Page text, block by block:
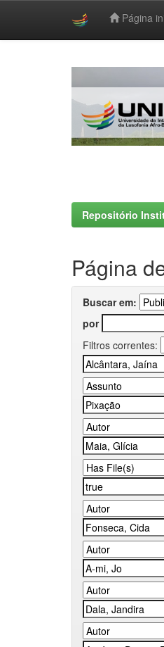
Página
Repositório
Página
Buscar em:
por
Filtros correntes: